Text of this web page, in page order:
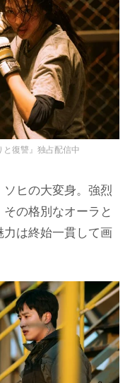
復讐』独占配信中
ヒの大変身。強烈
の格別なオーラと
は終始一貫して画